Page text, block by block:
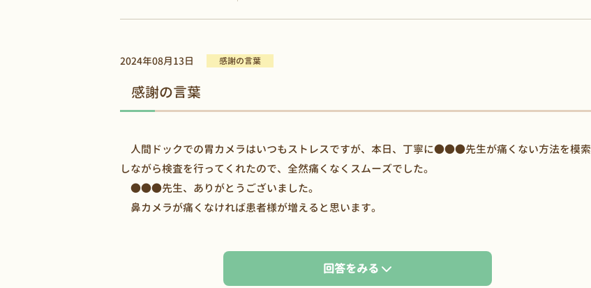
2024年08月13日 感謝の言葉
感謝の言葉
人間ドックでの胃カメラはいつもストレスですが、本日、丁寧に●●●先生が痛くない方法を模索
しながら検査を行ってくれたので、全然痛くなくスムーズでした。
●●●先生、ありがとうございました。
鼻カメラが痛くなければ患者様が増えると思います。
回答をみる